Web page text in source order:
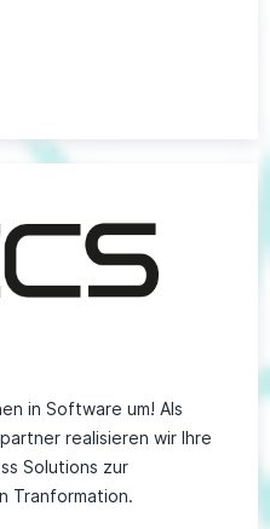
in Software um! Als
realisieren wir Ihre
Solutions zur
Tranformation.